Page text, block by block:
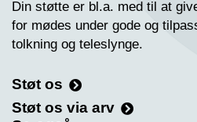
Din støtte er bl.a. med til at
for mødes under gode og
tolkning og teleslynge.
Støt os
Støt os via arv